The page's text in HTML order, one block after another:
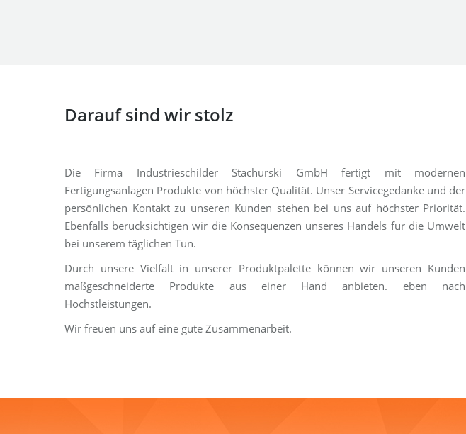
Darauf sind wir stolz
Die Firma Industrieschilder Stachurski GmbH fertigt mit modernen
Fertigungsanlagen Produkte von höchster Qualität. Unser Servicegedanke und der
persönlichen Kontakt zu unseren Kunden stehen bei uns auf höchster Priorität.
Ebenfalls berücksichtigen wir die Konsequenzen unseres Handels für die Umwelt
bei unserem täglichen Tun.
Durch unsere Vielfalt in unserer Produktpalette können wir unseren Kunden
maßgeschneiderte Produkte aus einer Hand anbieten. eben nach
Höchstleistungen.
Wir freuen uns auf eine gute Zusammenarbeit.